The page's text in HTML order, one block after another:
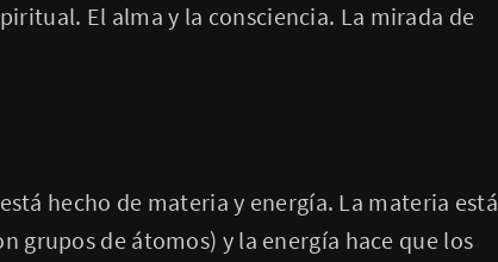
El alma y la consciencia. La mirada de
hecho de materia y energía. La materia está
grupos de átomos) y la energía hace que los